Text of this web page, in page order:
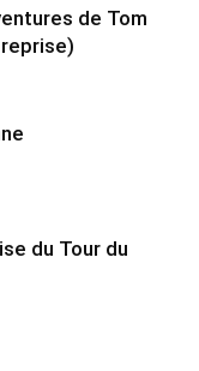
de Tom
du Tour du